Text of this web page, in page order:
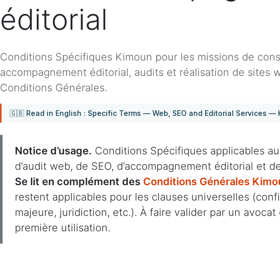
éditorial
Conditions Spécifiques Kimoun pour les missions de
accompagnement éditorial, audits et réalisation de sites
Conditions Générales.
🇬🇧 Read in English : Specific Terms — Web, SEO and Editorial Services —
Notice d’usage. Conditions Spécifiques applicables
d’audit web, de SEO, d’accompagnement éditorial et
Se lit en complément des Conditions Générales
restent applicables pour les clauses universelles
majeure, juridiction, etc.). À faire valider par un
première utilisation.